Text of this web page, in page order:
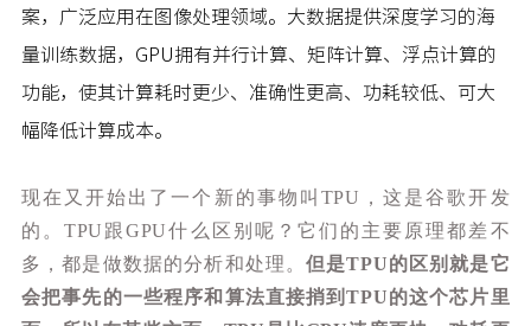
案，广泛应用在图像处理领域。大数据提供深度学习的海
量训练数据，GPU拥有并行计算、矩阵计算、浮点计算的
功能，使其计算耗时更少、准确性更高、功耗较低、可大
幅降低计算成本。
现在又开始出了一个新的事物叫TPU，这是谷歌开发
的。TPU跟GPU什么区别呢？它们的主要原理都差不
多，都是做数据的分析和处理。但是TPU的区别就是它
会把事先的一些程序和算法直接捎到TPU的这个芯片里